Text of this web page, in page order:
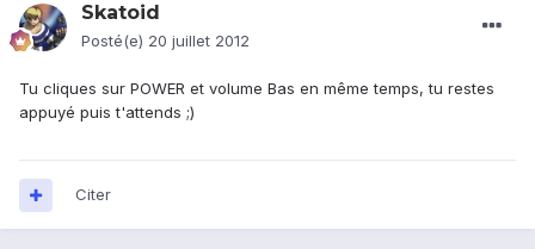
Skatoid
Posté(e) 20 juillet 2012
Tu cliques sur POWER et volume Bas en même temps, tu restes
appuyé puis t'attends ;)
Citer